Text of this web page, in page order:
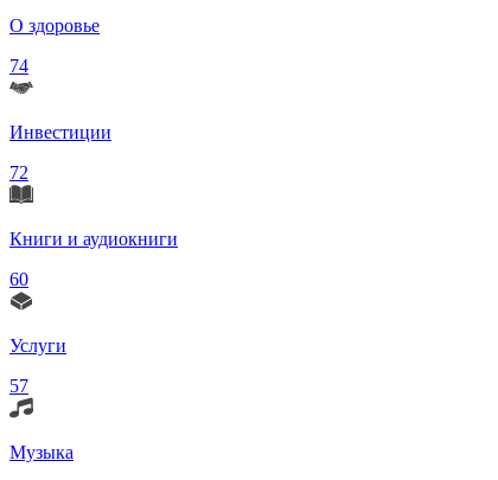
О здоровье
74
Инвестиции
72
Книги и аудиокниги
60
Услуги
57
Музыка